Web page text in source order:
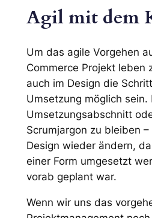
Agil mit dem
Um das agile Vorgehen
Commerce Projekt leben
auch im Design die
Umsetzung möglich sein.
Umsetzungsabschnitt
Scrumjargon zu bleiben
Design wieder ändern,
einer Form umgesetzt
vorab geplant war.
Wenn wir uns das